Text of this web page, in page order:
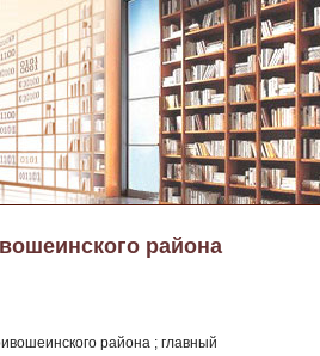
района
района ; главный